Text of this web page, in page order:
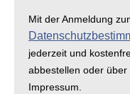
Mit der Anmeldung
jederzeit und
abbestellen oder
Impressum.